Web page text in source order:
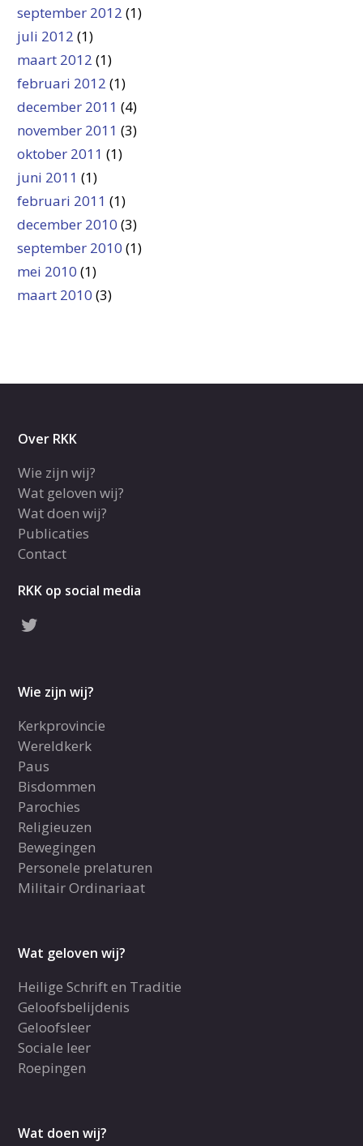
september 2012 (1)
juli 2012 (1)
maart 2012 (1)
februari 2012 (1)
december 2011 (4)
november 2011 (3)
oktober 2011 (1)
juni 2011 (1)
februari 2011 (1)
december 2010 (3)
september 2010 (1)
mei 2010 (1)
maart 2010 (3)
Over RKK
Wie zijn wij?
Wat geloven wij?
Wat doen wij?
Publicaties
Contact
RKK op social media
Wie zijn wij?
Kerkprovincie
Wereldkerk
Paus
Bisdommen
Parochies
Religieuzen
Bewegingen
Personele prelaturen
Militair Ordinariaat
Wat geloven wij?
Heilige Schrift en Traditie
Geloofsbelijdenis
Geloofsleer
Sociale leer
Roepingen
Wat doen wij?